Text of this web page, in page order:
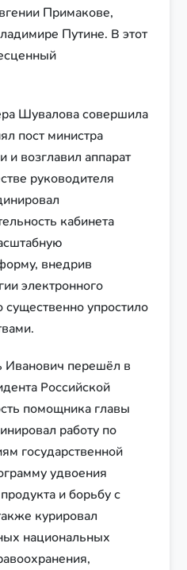
Примакове,
Путине. В этот
Шувалова совершила
пост министра
возглавил аппарат
руководителя
кабинета
внедрив
электронного
существенно упростило
Иванович перешёл в
Российской
помощника главы
работу по
государственной
удвоения
и борьбу с
курировал
национальных